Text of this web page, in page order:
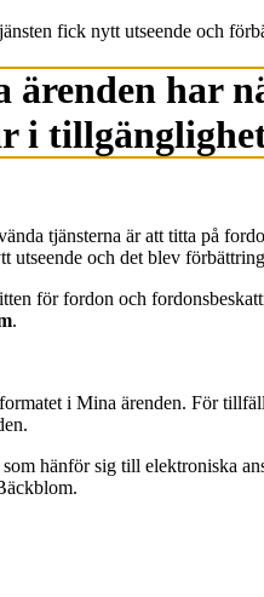
fick nytt utseende och
har
i
tjänsterna är att titta på
utseende och det blev
för fordon och
.
i Mina ärenden. För
hänför sig till elektroniska